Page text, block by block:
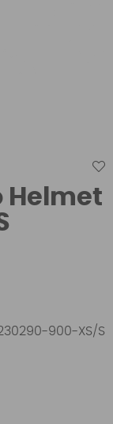
Helmet
900-XS/S